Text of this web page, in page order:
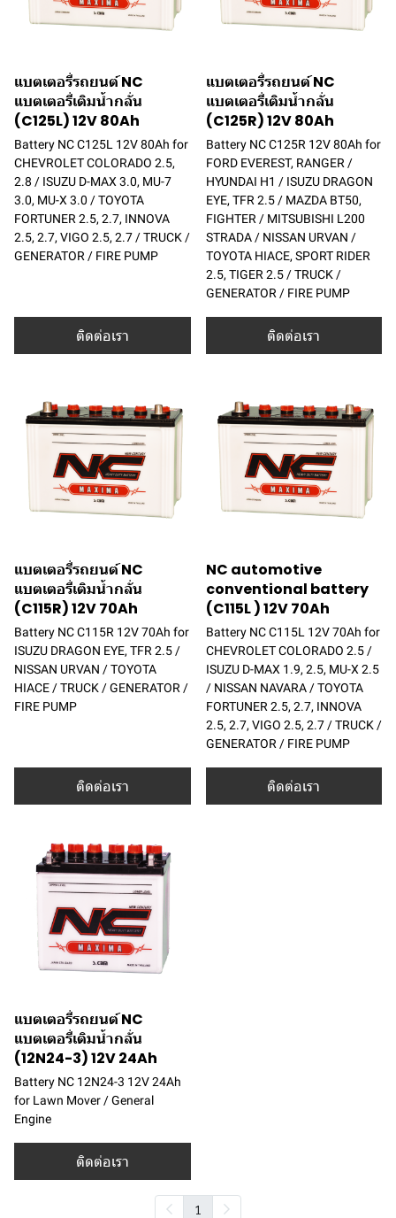
แบตเตอรี่รถยนต์ NC
แบตเตอรี่เติมน้ำกลั่น
(C125L) 12V 80Ah
Battery NC C125L 12V 80Ah for
CHEVROLET COLORADO 2.5,
2.8 / ISUZU D-MAX 3.0, MU-7
3.0, MU-X 3.0 / TOYOTA
FORTUNER 2.5, 2.7, INNOVA
2.5, 2.7, VIGO 2.5, 2.7 / TRUCK /
GENERATOR / FIRE PUMP
ติดต่อเรา
แบตเตอรี่รถยนต์ NC
แบตเตอรี่เติมน้ำกลั่น
(C125R) 12V 80Ah
Battery NC C125R 12V 80Ah for
FORD EVEREST, RANGER /
HYUNDAI H1 / ISUZU DRAGON
EYE, TFR 2.5 / MAZDA BT50,
FIGHTER / MITSUBISHI L200
STRADA / NISSAN URVAN /
TOYOTA HIACE, SPORT RIDER
2.5, TIGER 2.5 / TRUCK /
GENERATOR / FIRE PUMP
ติดต่อเรา
แบตเตอรี่รถยนต์ NC
แบตเตอรี่เติมน้ำกลั่น
(C115R) 12V 70Ah
Battery NC C115R 12V 70Ah for
ISUZU DRAGON EYE, TFR 2.5 /
NISSAN URVAN / TOYOTA
HIACE / TRUCK / GENERATOR /
FIRE PUMP
ติดต่อเรา
NC automotive
conventional battery
(C115L ) 12V 70Ah
Battery NC C115L 12V 70Ah for
CHEVROLET COLORADO 2.5 /
ISUZU D-MAX 1.9, 2.5, MU-X 2.5
/ NISSAN NAVARA / TOYOTA
FORTUNER 2.5, 2.7, INNOVA
2.5, 2.7, VIGO 2.5, 2.7 / TRUCK /
GENERATOR / FIRE PUMP
ติดต่อเรา
แบตเตอรี่รถยนต์ NC
แบตเตอรี่เติมน้ำกลั่น
(12N24-3) 12V 24Ah
Battery NC 12N24-3 12V 24Ah
for Lawn Mover / General
Engine
ติดต่อเรา
1